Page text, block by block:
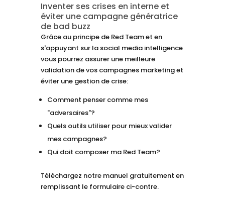
Inventer ses crises en interne et
éviter une campagne génératrice
de bad buzz
Grâce au principe de Red Team et en
s'appuyant sur la social media intelligence
vous pourrez assurer une meilleure
validation de vos campagnes marketing et
éviter une gestion de crise:
Comment penser comme mes
"adversaires"?
Quels outils utiliser pour mieux valider
mes campagnes?
Qui doit composer ma Red Team?
Téléchargez notre manuel gratuitement en
remplissant le formulaire ci-contre.